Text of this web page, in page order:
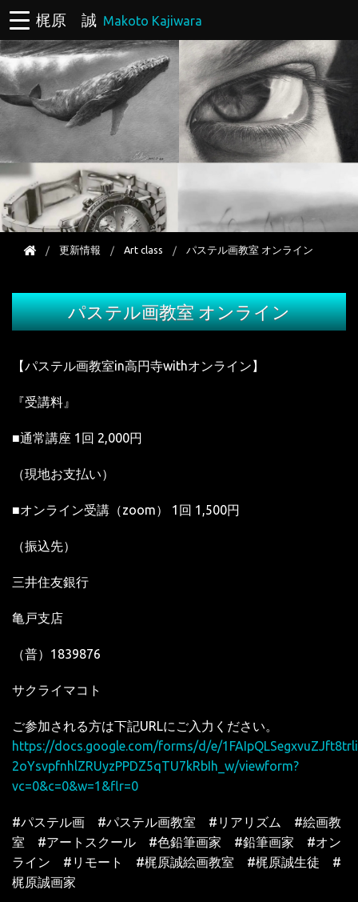
梶原 誠 Makoto Kajiwara
更新情報 Art class パステル画教室 オンライン
パステル画教室 オンライン
【パステル画教室in高円寺withオンライン】
『受講料』
■通常講座 1回 2,000円
（現地お支払い）
■オンライン受講（zoom） 1回 1,500円
（振込先）
三井住友銀行
亀戸支店
（普） 1839876
サクライマコト
ご参加される方は下記URLにご入力ください。
https://docs.google.com/forms/d/e/
2oYsvpfnhlZRUyzPPDZ5qTU7kRbIh_w/viewform?
vc=0&c=0&w=1&flr=0
#パステル画 #パステル画教室 #リアリズム #絵画教
室 #アートスクール #色鉛筆画家 #鉛筆画家 #オン
ライン #リモート #梶原誠絵画教室 #梶原誠生徒 #
梶原誠画家